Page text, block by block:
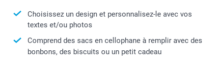
Choisissez un design et personnalisez-le avec vos
textes et/ou photos
Comprend des sacs en cellophane à remplir avec des
bonbons, des biscuits ou un petit cadeau